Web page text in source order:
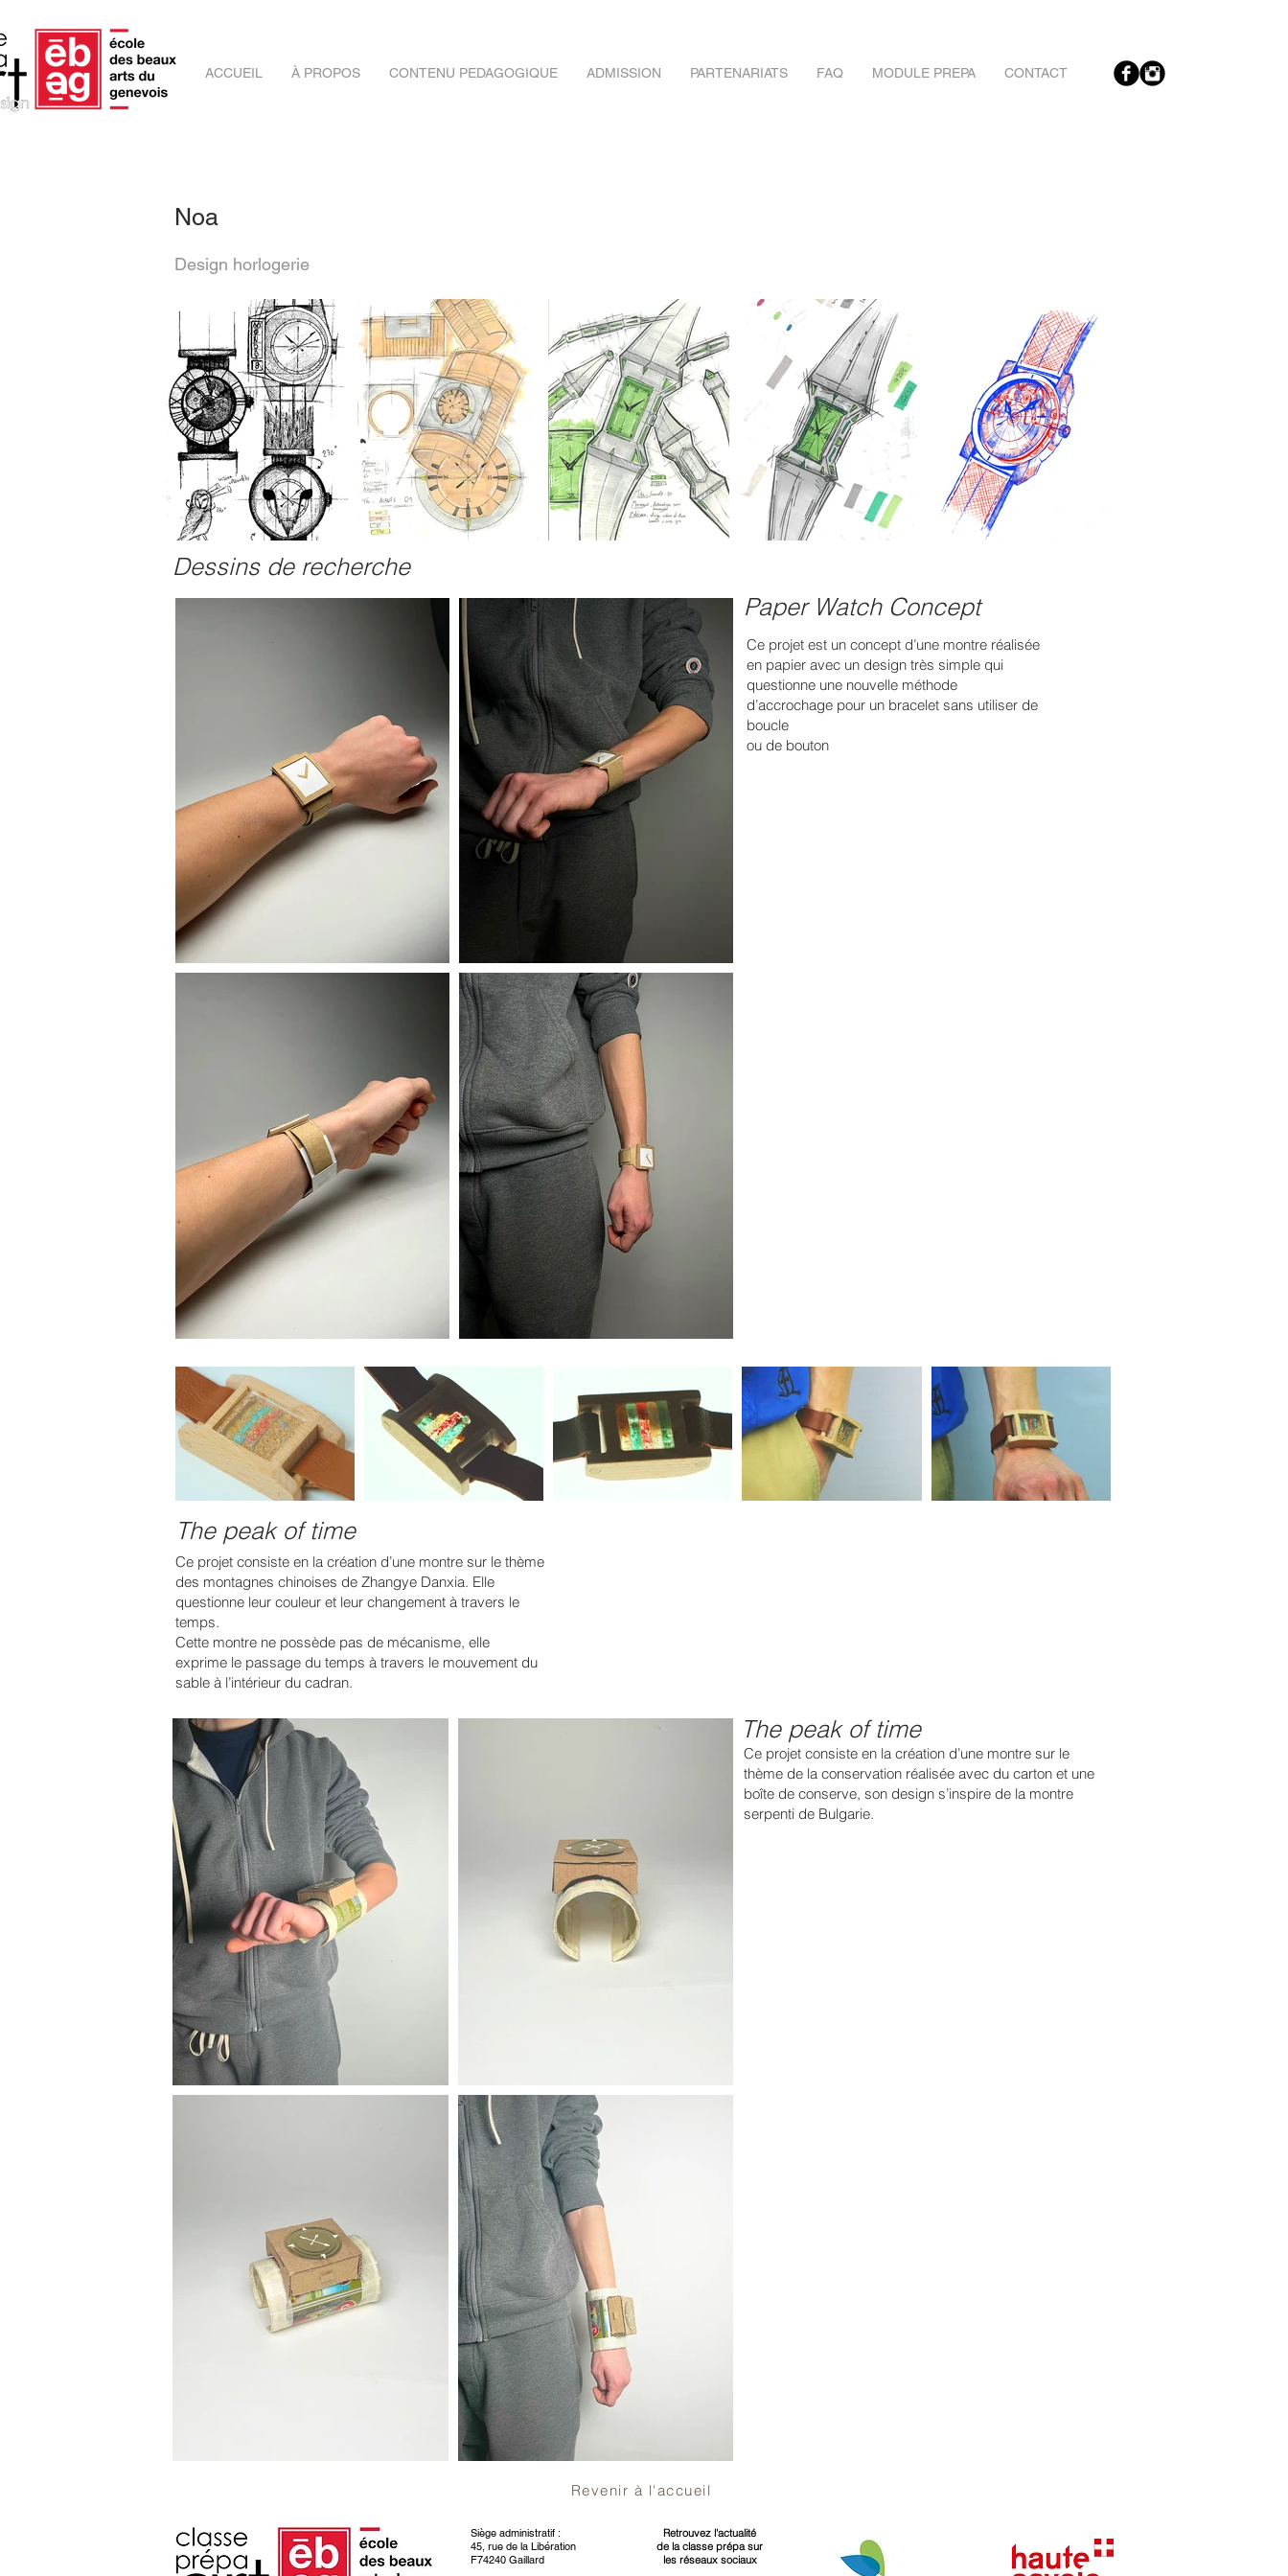
ACCUEIL À PROPOS CONTENU PEDAGOGIQUE ADMISSION PARTENARIATS FAQ MODULE PREPA CONTACT
Noa
Design horlogerie
Dessins de recherche
Paper Watch Concept
Ce projet est un concept d’une montre réalisée
en papier avec un design très simple qui
questionne une nouvelle méthode
d’accrochage pour un bracelet sans utiliser de
boucle
ou de bouton
The peak of time
Ce projet consiste en la création d’une montre sur le thème
des montagnes chinoises de Zhangye Danxia. Elle
questionne leur couleur et leur changement à travers le
temps.
Cette montre ne possède pas de mécanisme, elle
exprime le passage du temps à travers le mouvement du
sable à l’intérieur du cadran.
The peak of time
Ce projet consiste en la création d’une montre sur le
thème de la conservation réalisée avec du carton et une
boîte de conserve, son design s’inspire de la montre
serpenti de Bulgarie.
Revenir à l'accueil
Siège administratif :
45, rue de la Libération
F74240 Gaillard
Retrouvez l'actualité
de la classe prépa sur
les réseaux sociaux